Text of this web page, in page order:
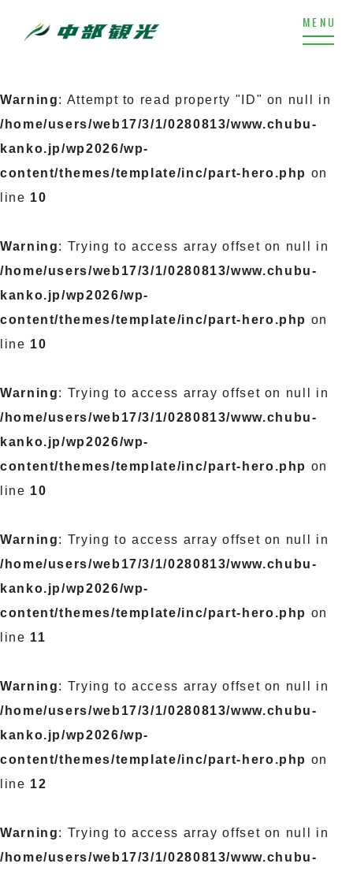
Warning: Attempt to read property "ID" on null in
/home/users/web17/3/1/0280813/www.chubu-
kanko.jp/wp2026/wp-
content/themes/template/inc/part-hero.php on
line 10
Warning: Trying to access array offset on null in
/home/users/web17/3/1/0280813/www.chubu-
kanko.jp/wp2026/wp-
content/themes/template/inc/part-hero.php on
line 10
Warning: Trying to access array offset on null in
/home/users/web17/3/1/0280813/www.chubu-
kanko.jp/wp2026/wp-
content/themes/template/inc/part-hero.php on
line 10
Warning: Trying to access array offset on null in
/home/users/web17/3/1/0280813/www.chubu-
kanko.jp/wp2026/wp-
content/themes/template/inc/part-hero.php on
line 11
Warning: Trying to access array offset on null in
/home/users/web17/3/1/0280813/www.chubu-
kanko.jp/wp2026/wp-
content/themes/template/inc/part-hero.php on
line 12
Warning: Trying to access array offset on null in
/home/users/web17/3/1/0280813/www.chubu-